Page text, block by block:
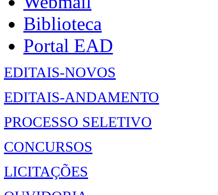
Biblioteca
Portal EAD
EDITAIS-NOVOS
EDITAIS-ANDAMENTO
PROCESSO SELETIVO
CONCURSOS
LICITAÇÕES